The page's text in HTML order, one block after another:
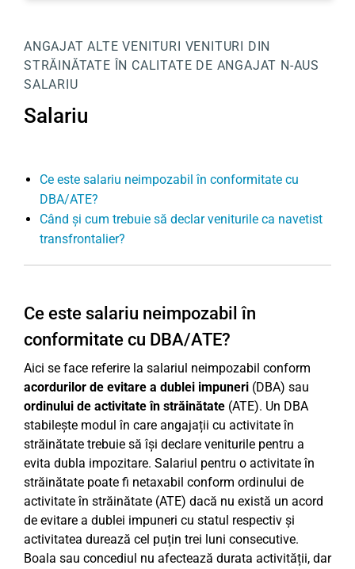
ANGAJAT ALTE VENITURI VENITURI DIN
STRĂINĂTATE ÎN CALITATE DE ANGAJAT N-AUS
SALARIU
Salariu
Ce este salariu neimpozabil în conformitate cu
DBA/ATE?
Când și cum trebuie să declar veniturile ca navetist
transfrontalier?
Ce este salariu neimpozabil în
conformitate cu DBA/ATE?
Aici se face referire la salariul neimpozabil conform
acordurilor de evitare a dublei impuneri (DBA) sau
ordinului de activitate în străinătate (ATE). Un DBA
stabilește modul în care angajații cu activitate în
străinătate trebuie să își declare veniturile pentru a
evita dubla impozitare. Salariul pentru o activitate în
străinătate poate fi netaxabil conform ordinului de
activitate în străinătate (ATE) dacă nu există un acord
de evitare a dublei impuneri cu statul respectiv și
activitatea durează cel puțin trei luni consecutive.
Boala sau concediul nu afectează durata activității, dar